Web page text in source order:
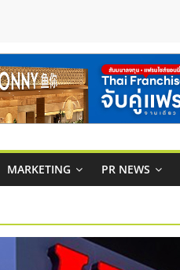
MARKETING PR NEWS